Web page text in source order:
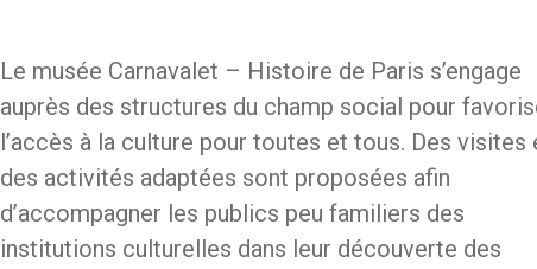
Le musée Carnavalet – Histoire de Paris s’engage
auprès des structures du champ social pour
l’accès à la culture pour toutes et tous. Des visites
des activités adaptées sont proposées afin
d’accompagner les publics peu familiers des
institutions culturelles dans leur découverte des